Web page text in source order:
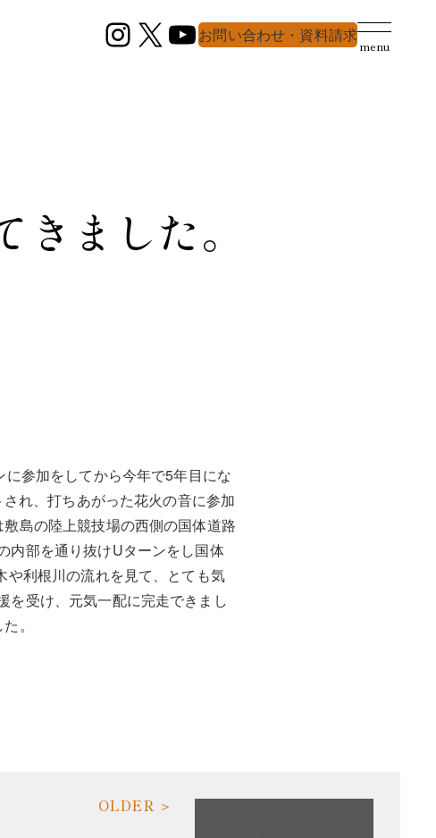
Instagram
X YouTube
お問い合わせ・資料請求
menu
ました。
参加をしてから今年で5年目にな
れ、打ちあがった花火の音に参加
島の陸上競技場の西側の国体道路
内部を通り抜けUターンをし国体
利根川の流れを見て、とても気
を受け、元気一配に完走できまし
。